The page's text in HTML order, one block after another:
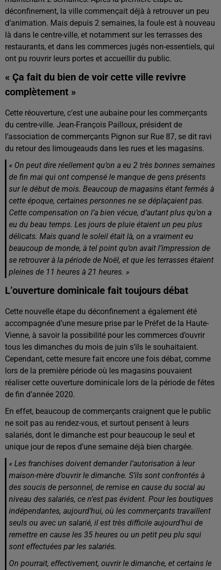
déconfinement, la ville commençait déjà à retrouver un peu
d’animation. Mais depuis 2 semaines, la foule est à nouveau
là dans le centre-ville, et notamment sur les terrasses des
restaurants, et dans les commerces jugés non-essentiels, qui
ont pu rouvrir leurs portes et accueillir du public.
« Ça fait du bien de voir cette ville revivre
complètement »
Cette réouverture, c’est une aubaine pour les commerçants
du centre-ville. Jean-François Pailloux, président de
l’association de commerçants Pignon sur Rue 87, se dit ravi
du retour des limougeauds dans les rues et les magasins.
« On peut dire réellement qu’on a eu 2 très bonnes semaines
de fin mai qui ont compensé le manque de gens présents
sur le début de mois. Beaucoup de magasins étant fermés à
cette époque, certaines personnes ne se déplaçaient pas.
Cette compensation on l’a bien vécue, d’autant plus qu’on a
eu du beau temps. Les jours de pluie étaient un peu plus
délicats. Mais quand le soleil était là, on a vraiment eu
beaucoup de monde, à tel point qu’on avait l’impression de
se retrouver à la période de Noël, et que les terrasses étaient
pleines de 11 heures à 21 heures. »
L’ouverture dominicale fait toujours débat
Cette nouvelle étape du déconfinement a également été
accompagnée d’une mesure prise par le Préfet de la Haute-
Vienne, à savoir la possibilité pour les commerces d’ouvrir
tous les dimanches du mois de juin s’ils le souhaitaient.
Cependant, cette mesure fait encore une fois débat, comme
lors de la première période où les magasins pouvaient
réaliser cette ouverture dominicale lors de la période de fêtes
de fin d’année 2020.
En effet, beaucoup de commerçants craignent que le public
ne soit pas au rendez-vous, et surtout pensent à leurs
salariés, dont le dimanche est pour beaucoup le seul et
unique jour de repos d’une semaine déjà bien chargée.
« Les franchises doivent demander l’autorisation à leur
maison-mère d’ouvrir le dimanche. S’ils sont confrontés à
des soucis de personnel, de remise en cause du social au
niveau des salariés, ce n’est pas évident. Pour les boutiques
indépendantes, aujourd’hui, où les commerçants travaillent
seuls ou avec un salarié, il est très difficile aujourd’hui de
remettre en cause les 35 heures ou un petit peu plu squi
sont effectuées par les salariés.
On pourrait, effectivement, ouvrir le dimanche, et certains le